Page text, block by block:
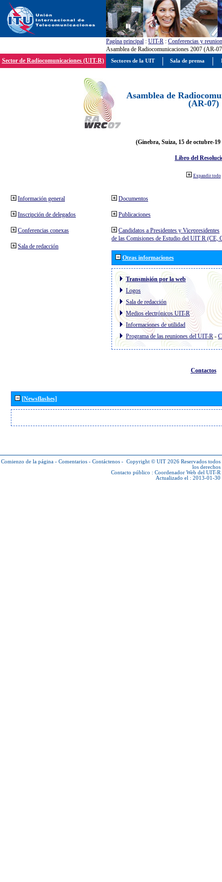
Pagína principal : UIT-R : Conferencias y
Asamblea de Radiocomunicaciones 2007 (AR-
Sector de Radiocomunicaciones (UIT-R)
Asamblea de
(AR-07)
(Ginebra, Suiza, 15 de octubre-19
Libro del
Expandir todo
Información general
Inscripción de delegados
Conferencias conexas
Sala de redacción
Documentos
Publicaciones
Candidatos a Presidentes y Vicepresidentes
de las Comisiones de Estudio del UIT R (CE,
Otras informaciones
Transmisión por la web
Logos
Sala de redacción
Medios electrónicos UIT-R
Informaciones de utilidad
Programa de las reuniones del UIT-R-
Contactos
[Newsflashes]
Comienzo de la página - Comentarios - Contáctenos - Copyright © UIT 2026 Reservados todos
los derechos
Contacto público : Coordenador Web del UIT-R
Actualizado el : 2013-01-30
Sectores de la UIT Sala de prensa